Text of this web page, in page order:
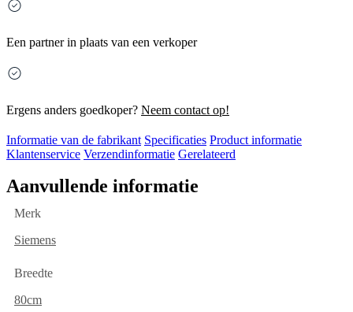
Een partner in plaats van een verkoper
Ergens anders goedkoper? Neem contact op!
Informatie van de fabrikant Specificaties Product informatie
Klantenservice Verzendinformatie Gerelateerd
Aanvullende informatie
Merk
Siemens
Breedte
80cm